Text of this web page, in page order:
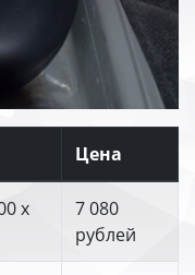
Цена
х
7 080
рублей